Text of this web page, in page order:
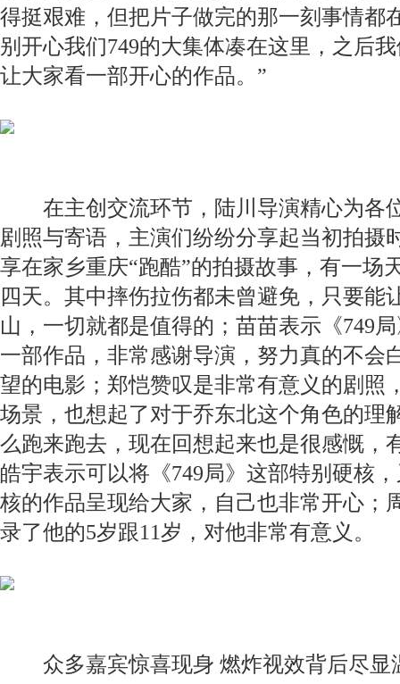
得挺艰难，但把片子做完的那一刻事情都
别开心我们749的大集体凑在这里，之后
让大家看一部开心的作品。”
在主创交流环节，陆川导演精心为各
剧照与寄语，主演们纷纷分享起当初拍摄
享在家乡重庆“跑酷”的拍摄故事，有一场
四天。其中摔伤拉伤都未曾避免，只要能
山，一切就都是值得的；苗苗表示《749
一部作品，非常感谢导演，努力真的不会
望的电影；郑恺赞叹是非常有意义的剧照
场景，也想起了对于乔东北这个角色的理
么跑来跑去，现在回想起来也是很感慨，
皓宇表示可以将《749局》这部特别硬核
核的作品呈现给大家，自己也非常开心；
录了他的5岁跟11岁，对他非常有意义。
众多嘉宾惊喜现身 燃炸视效背后尽显